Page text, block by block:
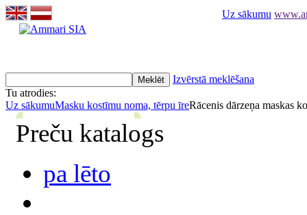
Uz sākumu
Izvērstā meklēšana
Tu atrodies:
Uz sākumuMasku kostīmu noma, tērpu īreRācenis dārzeņa maskas
Preču katalogs
pa lēto